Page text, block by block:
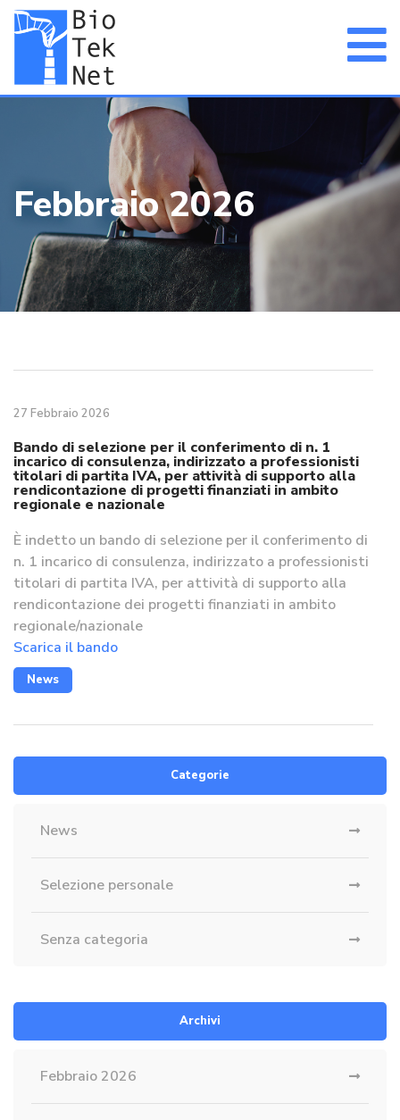
Febbraio 2026
27 Febbraio 2026
Bando di selezione per il conferimento di n. 1
incarico di consulenza, indirizzato a professionisti
titolari di partita IVA, per attività di supporto alla
rendicontazione di progetti finanziati in ambito
regionale e nazionale
È indetto un bando di selezione per il conferimento di
n. 1 incarico di consulenza, indirizzato a professionisti
titolari di partita IVA, per attività di supporto alla
rendicontazione dei progetti finanziati in ambito
regionale/nazionale
Scarica il bando
News
Categorie
News
Selezione personale
Senza categoria
Archivi
Febbraio 2026